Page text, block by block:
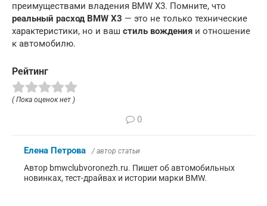
преимуществами владения BMW X3. Помните, что
реальный расход BMW X3 — это не только технические
характеристики, но и ваш стиль вождения и отношение
к автомобилю.
Рейтинг
( Пока оценок нет )
0
Елена Петрова / автор статьи
Автор bmwclubvoronezh.ru. Пишет об автомобильных
новинках, тест-драйвах и истории марки BMW.